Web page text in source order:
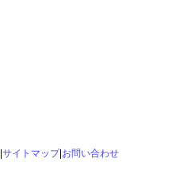
サイトマップ| お問い合わせ